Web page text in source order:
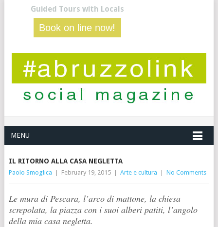
Guided Tours with Locals
Book on line now!
MENU
IL RITORNO ALLA CASA NEGLETTA
Paolo Smoglica February 19, 2015 Arte e cultura No Comments
Le mura di Pescara, l’arco di mattone, la chiesa
screpolata, la piazza con i suoi alberi patiti, l’angolo
della mia casa negletta.